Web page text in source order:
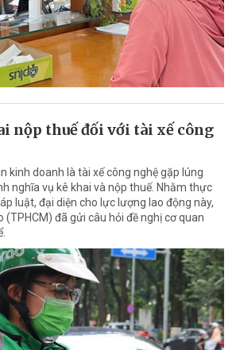
nộp thuế đối với tài xế công
kinh doanh là tài xế công nghệ gặp lúng
nghĩa vụ kê khai và nộp thuế. Nhằm thực
luật, đại diện cho lực lượng lao động này,
(TPHCM) đã gửi câu hỏi đề nghị cơ quan